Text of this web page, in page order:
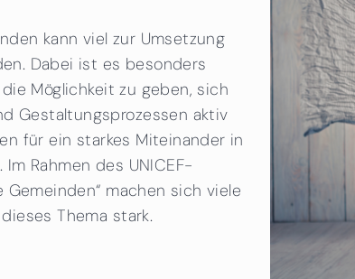
kann viel zur Umsetzung
Dabei ist es besonders
Möglichkeit zu geben, sich
Gestaltungsprozessen aktiv
für ein starkes Miteinander in
Rahmen des UNICEF-
machen sich viele
Thema stark.